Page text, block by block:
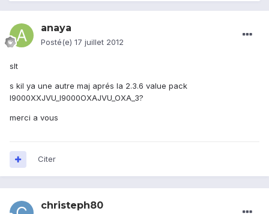
anaya
Posté(e) 17 juillet 2012
slt
s kil ya une autre maj aprés la 2.3.6 value pack
I9000XXJVU_I9000OXAJVU_OXA_3?
merci a vous
Citer
christeph80